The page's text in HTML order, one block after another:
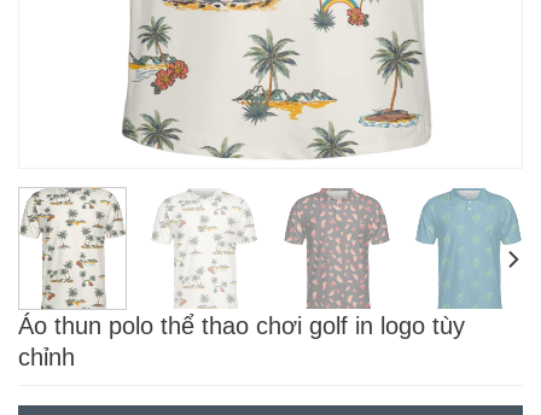
Áo thun polo thể thao chơi golf in logo tùy
chỉnh